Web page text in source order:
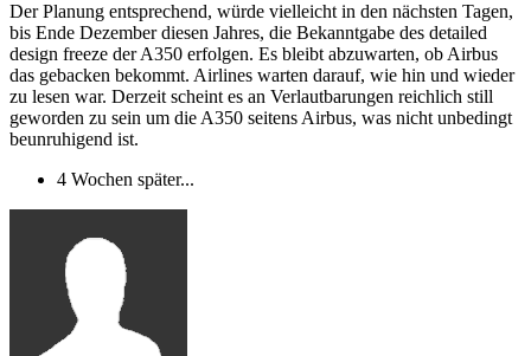
Der Planung entsprechend, würde vielleicht in den nächsten Tagen,
bis Ende Dezember diesen Jahres, die Bekanntgabe des detailed
design freeze der A350 erfolgen. Es bleibt abzuwarten, ob Airbus
das gebacken bekommt. Airlines warten darauf, wie hin und wieder
zu lesen war. Derzeit scheint es an Verlautbarungen reichlich still
geworden zu sein um die A350 seitens Airbus, was nicht unbedingt
beunruhigend ist.
4 Wochen später...